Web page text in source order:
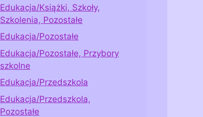
Edukacja/Książki, Szkoły,
Szkolenia, Pozostałe
Edukacja/Pozostałe
Edukacja/Pozostałe, Przybory
szkolne
Edukacja/Przedszkola
Edukacja/Przedszkola,
Pozostałe